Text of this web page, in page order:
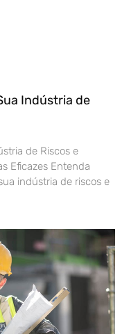
Indústria de
de Riscos e
Eficazes Entenda
indústria de riscos e